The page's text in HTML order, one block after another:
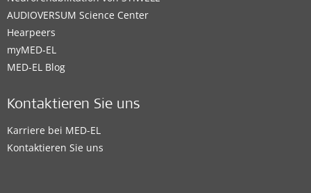
AUDIOVERSUM Science Center
Hearpeers
myMED‑EL
MED-EL Blog
Kontaktieren Sie uns
Karriere bei MED-EL
Kontaktieren Sie uns